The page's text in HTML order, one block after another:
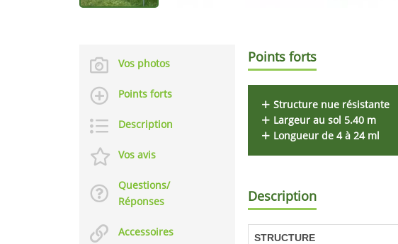
Vos photos
Points forts
Description
Vos avis
Questions/
Réponses
Accessoires
Points forts
Structure nue résistante
Largeur au sol 5.40 m
Longueur de 4 à 24 ml
Description
STRUCTURE